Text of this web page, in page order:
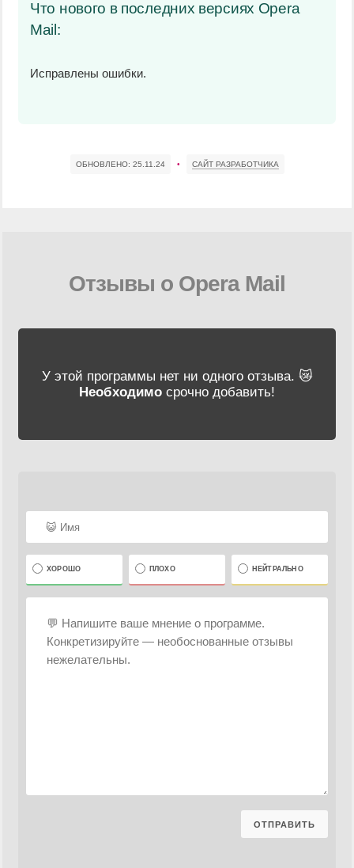
Что нового в последних версиях Opera
Mail:
Исправлены ошибки.
ОБНОВЛЕНО: 25.11.24 • САЙТ РАЗРАБОТЧИКА
Отзывы о Opera Mail
У этой программы нет ни одного отзыва. 😿
Необходимо срочно добавить!
ХОРОШО ПЛОХО НЕЙТРАЛЬНО